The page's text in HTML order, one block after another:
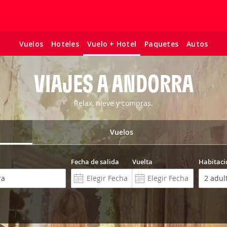
Vuelos Hoteles Vuelo + Hotel Paquetes Autos
VIAJES A ANDORRA
Relax, nieve y compras.
Vuelos
Fecha de salida Vuelta